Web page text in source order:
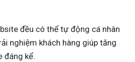
đều có thể tự động cá nhân
nghiệm khách hàng giúp tăng
đáng kể.